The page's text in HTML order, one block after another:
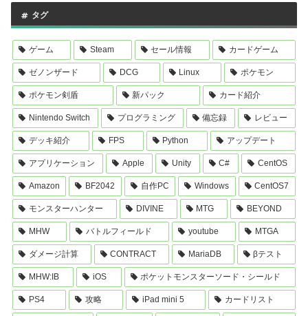
タグ
ゲーム Steam セール情報 カードゲーム
ゼノンザード DCG Linux ポケモン
ポケモン剣盾 新パック カード紹介
Nintendo Switch プログラミング 備忘録 レビュー
デッキ紹介 FPS Python アップデート
アプリケーション Apple Unity C# CentOS
Amazon BF2042 自作PC Windows CentOS7
モンスターハンター DIVINE MTG BEYOND
MHW バトルフィールド youtube MTGA
ダメージ計算 CONTRACT MariaDB βテスト
MHW:IB iOS ポケットモンスターソード・シールド
PS4 攻略 iPad mini 5 カードリスト